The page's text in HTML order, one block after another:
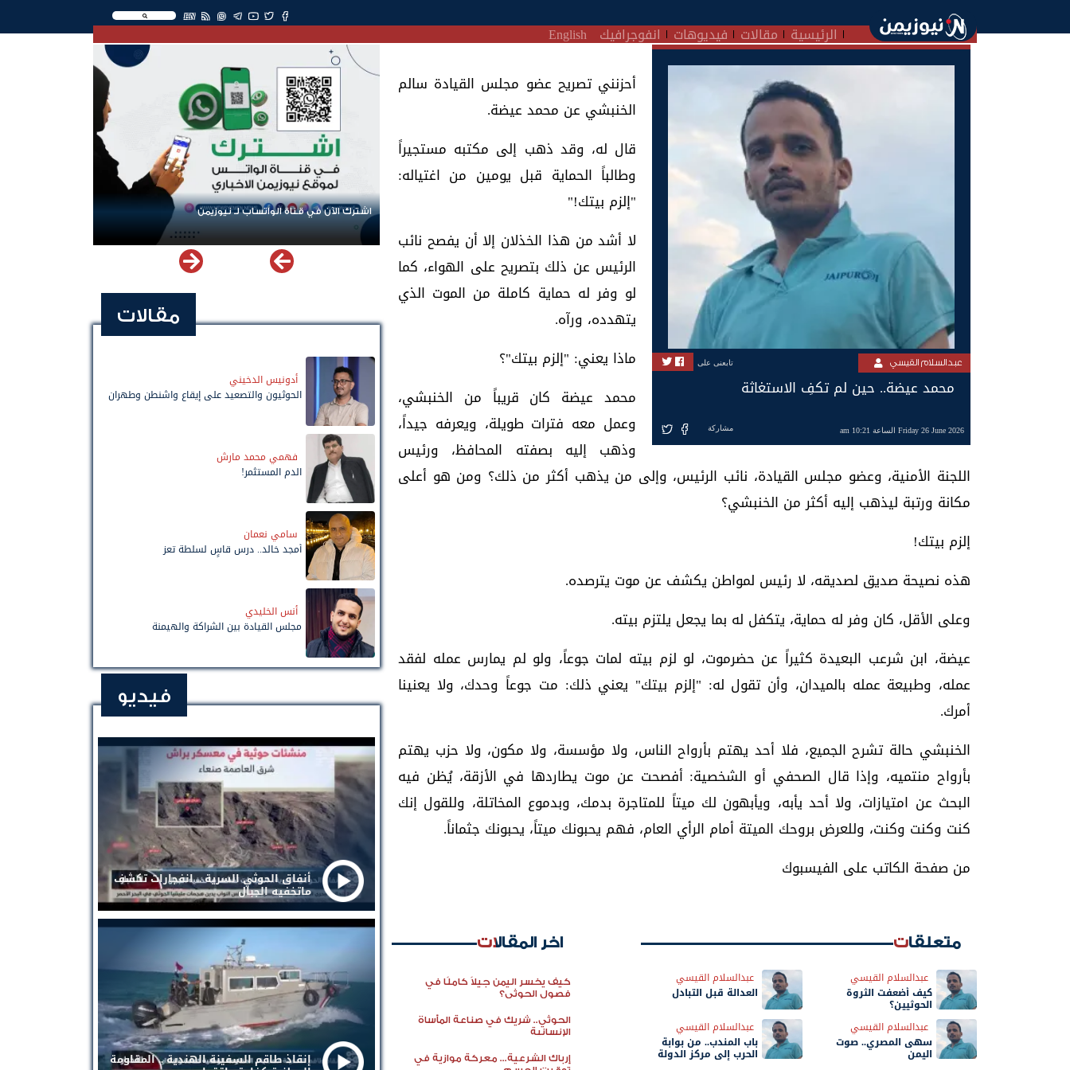
EN
الرئيسية مقالات فيديوهات انفوجرافيك English
عبدالسلام القيسي تابعنى على
محمد عيضة.. حين لم تكفِ الاستغاثة
Friday 26 June 2026 الساعة 10:21 am مشاركة
أحزنني تصريح عضو مجلس القيادة سالم
الخنبشي عن محمد عيضة.
قال له، وقد ذهب إلى مكتبه مستجيراً
وطالباً الحماية قبل يومين من اغتياله:
"إلزم بيتك!"
لا أشد من هذا الخذلان إلا أن يفصح نائب
الرئيس عن ذلك بتصريح على الهواء، كما
لو وفر له حماية كاملة من الموت الذي
يتهدده، ورآه.
ماذا يعني: "إلزم بيتك"؟
محمد عيضة كان قريباً من الخنبشي،
وعمل معه فترات طويلة، ويعرفه جيداً،
وذهب إليه بصفته المحافظ، ورئيس
اللجنة الأمنية، وعضو مجلس القيادة، نائب الرئيس، وإلى من يذهب أكثر من ذلك؟ ومن هو أعلى
مكانة ورتبة ليذهب إليه أكثر من الخنبشي؟
إلزم بيتك!
هذه نصيحة صديق لصديقه، لا رئيس لمواطن يكشف عن موت يترصده.
وعلى الأقل، كان وفر له حماية، يتكفل له بما يجعل يلتزم بيته.
عيضة، ابن شرعب البعيدة كثيراً عن حضرموت، لو لزم بيته لمات جوعاً، ولو لم يمارس عمله لفقد
عمله، وطبيعة عمله بالميدان، وأن تقول له: "إلزم بيتك" يعني ذلك: مت جوعاً وحدك، ولا يعنينا
أمرك.
الخنبشي حالة تشرح الجميع، فلا أحد يهتم بأرواح الناس، ولا مؤسسة، ولا مكون، ولا حزب يهتم
بأرواح منتميه، وإذا قال الصحفي أو الشخصية: أفصحت عن موت يطاردها في الأزقة، يُظن فيه
البحث عن امتيازات، ولا أحد يأبه، ويأبهون لك ميتاً للمتاجرة بدمك، وبدموع المخاتلة، وللقول إنك
كنت وكنت وكنت، وللعرض بروحك الميتة أمام الرأي العام، فهم يحبونك ميتاً، يحبونك جثماناً.
من صفحة الكاتب على الفيسبوك
متعلقات
عبدالسلام القيسي
كيف أضعفت الثروة
الحوثيين؟
عبدالسلام القيسي
العدالة قبل التبادل
عبدالسلام القيسي
سهى المصري.. صوت
اليمن
عبدالسلام القيسي
باب المندب.. من بوابة
الحرب إلى مركز الدولة
والتنمية
اخر المقالات
كيف يخسر اليمن جيلاً كاملًا في
فصول الحوثي؟
الحوثي.. شريك في صناعة المأساة
الإنسانية
إرباك الشرعية... معركة موازية في
اشترك الآن في قناة الواتساب لـ نيوزيمن
مقالات
أدونيس الدخيني
الحوثيون والتصعيد على إيقاع واشنطن وطهران
فهمي محمد مارش
الدم المستثمر!
سامي نعمان
أمجد خالد.. درس قاسٍ لسلطة تعز
أنس الخليدي
مجلس القيادة بين الشراكة والهيمنة
فيديو
أنفاق الحوثي السرية .. انفجارات تكشف
ماتخفيه الجبال
إنقاذ طاقم السفينة الهندية .. المقاومة